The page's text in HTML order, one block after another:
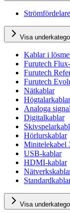
Visa
Kablar i
Furutech
Furutech
Furutech
Nätkablar
Högtalarkablar
Analoga
Digitalkablar
Hörlurskablar
Minitelekabel
USB-kablar
HDMI-kablar
Visa